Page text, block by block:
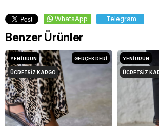
WhatsApp Telegram
Benzer Ürünler
YENI ÜRÜN
ÜCRETSIZ KARGO
GERÇEK DERİ YENI ÜRÜN
ÜCRETSIZ